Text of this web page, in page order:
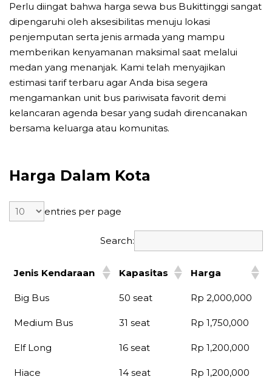
Perlu diingat bahwa harga sewa bus Bukittinggi sangat
dipengaruhi oleh aksesibilitas menuju lokasi
penjemputan serta jenis armada yang mampu
memberikan kenyamanan maksimal saat melalui
medan yang menanjak. Kami telah menyajikan
estimasi tarif terbaru agar Anda bisa segera
mengamankan unit bus pariwisata favorit demi
kelancaran agenda besar yang sudah direncanakan
bersama keluarga atau komunitas.
Harga Dalam Kota
entries per page
Search:
Jenis Kendaraan Kapasitas Harga
Big Bus 50 seat Rp 2,000,000
Medium Bus 31 seat Rp 1,750,000
Elf Long 16 seat Rp 1,200,000
Hiace 14 seat Rp 1,200,000